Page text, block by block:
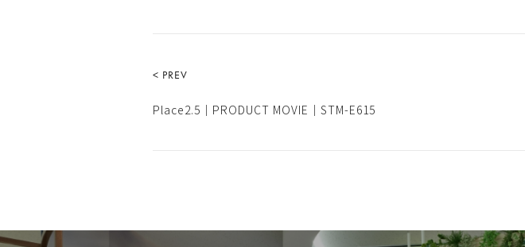
< PREV
Place2.5｜PRODUCT MOVIE｜STM-E615